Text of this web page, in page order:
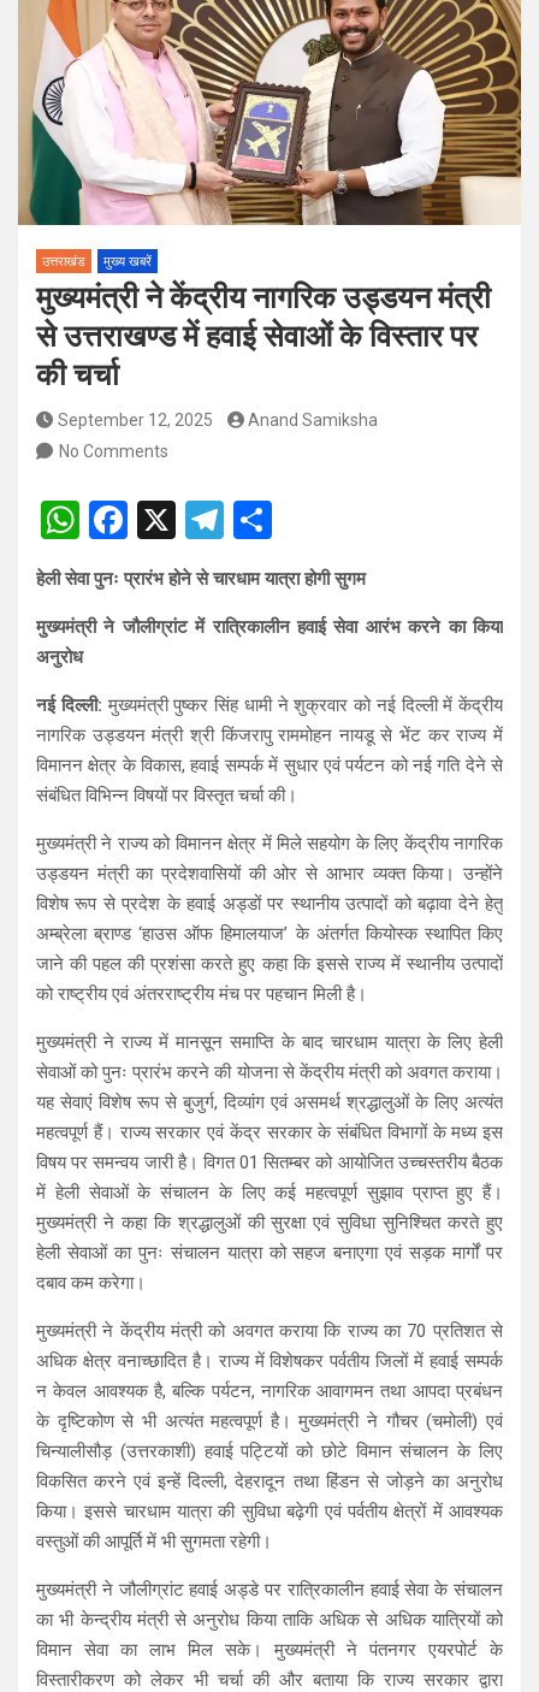
पदों पर होगा चयन
विश्व संस्कृत दिवस से पूर्व, उत्तराखण्ड ने वैश्विक स्तर पर संस्कृत के प्रसार
को दिया नया आयाम
उत्तराखंड मुख्य खबरें
मुख्यमंत्री ने केंद्रीय नागरिक उड्डयन मंत्री
से उत्तराखण्ड में हवाई सेवाओं के विस्तार पर
की चर्चा
September 12, 2025
Anand Samiksha
No Comments
W
at
s
A
p
p
F
ce
b
o
k
X
T
e
gr
m
ar
e
हेली सेवा पुनः प्रारंभ होने से चारधाम यात्रा होगी सुगम
मुख्यमंत्री ने जौलीग्रांट में रात्रिकालीन हवाई सेवा आरंभ करने का किया
अनुरोध
नई दिल्ली: मुख्यमंत्री पुष्कर सिंह धामी ने शुक्रवार को नई दिल्ली में केंद्रीय
नागरिक उड्डयन मंत्री श्री किंजरापु राममोहन नायडू से भेंट कर राज्य में
विमानन क्षेत्र के विकास, हवाई सम्पर्क में सुधार एवं पर्यटन को नई गति देने से
संबंधित विभिन्न विषयों पर विस्तृत चर्चा की।
मुख्यमंत्री ने राज्य को विमानन क्षेत्र में मिले सहयोग के लिए केंद्रीय नागरिक
उड्डयन मंत्री का प्रदेशवासियों की ओर से आभार व्यक्त किया। उन्होंने
विशेष रूप से प्रदेश के हवाई अड्डों पर स्थानीय उत्पादों को बढ़ावा देने हेतु
अम्ब्रेला ब्राण्ड ‘हाउस ऑफ हिमालयाज’ के अंतर्गत कियोस्क स्थापित किए
जाने की पहल की प्रशंसा करते हुए कहा कि इससे राज्य में स्थानीय उत्पादों
को राष्ट्रीय एवं अंतरराष्ट्रीय मंच पर पहचान मिली है।
मुख्यमंत्री ने राज्य में मानसून समाप्ति के बाद चारधाम यात्रा के लिए हेली
सेवाओं को पुनः प्रारंभ करने की योजना से केंद्रीय मंत्री को अवगत कराया।
यह सेवाएं विशेष रूप से बुजुर्ग, दिव्यांग एवं असमर्थ श्रद्धालुओं के लिए अत्यंत
महत्वपूर्ण हैं। राज्य सरकार एवं केंद्र सरकार के संबंधित विभागों के मध्य इस
विषय पर समन्वय जारी है। विगत 01 सितम्बर को आयोजित उच्चस्तरीय बैठक
में हेली सेवाओं के संचालन के लिए कई महत्वपूर्ण सुझाव प्राप्त हुए हैं।
मुख्यमंत्री ने कहा कि श्रद्धालुओं की सुरक्षा एवं सुविधा सुनिश्चित करते हुए
हेली सेवाओं का पुनः संचालन यात्रा को सहज बनाएगा एवं सड़क मार्गों पर
दबाव कम करेगा।
मुख्यमंत्री ने केंद्रीय मंत्री को अवगत कराया कि राज्य का 70 प्रतिशत से
अधिक क्षेत्र वनाच्छादित है। राज्य में विशेषकर पर्वतीय जिलों में हवाई सम्पर्क
न केवल आवश्यक है, बल्कि पर्यटन, नागरिक आवागमन तथा आपदा प्रबंधन
के दृष्टिकोण से भी अत्यंत महत्वपूर्ण है। मुख्यमंत्री ने गौचर (चमोली) एवं
चिन्यालीसौड़ (उत्तरकाशी) हवाई पट्टियों को छोटे विमान संचालन के लिए
विकसित करने एवं इन्हें दिल्ली, देहरादून तथा हिंडन से जोड़ने का अनुरोध
किया। इससे चारधाम यात्रा की सुविधा बढ़ेगी एवं पर्वतीय क्षेत्रों में आवश्यक
वस्तुओं की आपूर्ति में भी सुगमता रहेगी।
मुख्यमंत्री ने जौलीग्रांट हवाई अड्डे पर रात्रिकालीन हवाई सेवा के संचालन
का भी केन्द्रीय मंत्री से अनुरोध किया ताकि अधिक से अधिक यात्रियों को
विमान सेवा का लाभ मिल सके। मुख्यमंत्री ने पंतनगर एयरपोर्ट के
विस्तारीकरण को लेकर भी चर्चा की और बताया कि राज्य सरकार द्वारा